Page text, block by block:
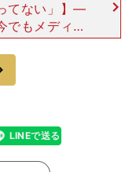
てない」】―
もメディア
見」です。西
グを投げつ
LINEで送る